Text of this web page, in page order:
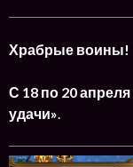
Храбрые воины!
С 18 по 20 апреля
удачи».